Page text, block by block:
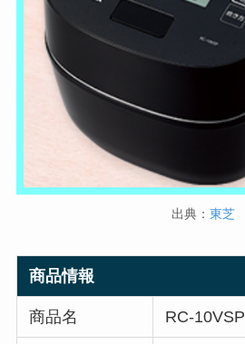
出典： 東芝
商品情報
商品名 RC-10VSP